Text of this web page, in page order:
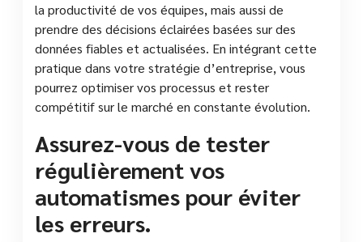
la productivité de vos équipes, mais aussi de
prendre des décisions éclairées basées sur des
données fiables et actualisées. En intégrant cette
pratique dans votre stratégie d’entreprise, vous
pourrez optimiser vos processus et rester
compétitif sur le marché en constante évolution.
Assurez-vous de tester
régulièrement vos
automatismes pour éviter
les erreurs.